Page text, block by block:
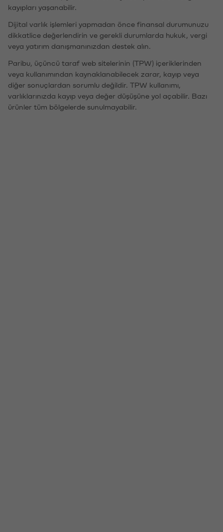
kayıpları yaşanabilir.
Dijital varlık işlemleri yapmadan önce finansal durumunuzu
dikkatlice değerlendirin ve gerekli durumlarda hukuk, vergi
veya yatırım danışmanınızdan destek alın.
Paribu, üçüncü taraf web sitelerinin (TPW) içeriklerinden
veya kullanımından kaynaklanabilecek zarar, kayıp veya
diğer sonuçlardan sorumlu değildir. TPW kullanımı,
varlıklarınızda kayıp veya değer düşüşüne yol açabilir. Bazı
ürünler tüm bölgelerde sunulmayabilir.